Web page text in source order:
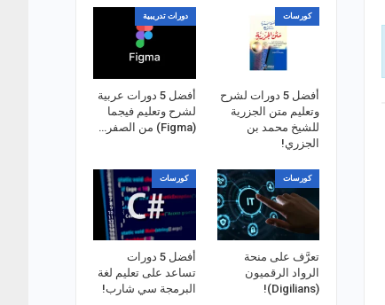
كورسات
أفضل 5 دورات لشرح
وتعليم متن الجزرية
للشيخ محمد بن
الجزري!
دورات تدريبية
أفضل 5 دورات عربية
لشرح وتعليم فيجما
(Figma) من الصفر…
كورسات
تعرَّف على منحة
الرواد الرقميون
(Digilians)!
كورسات
أفضل 5 دورات
تساعد على تعليم لغة
البرمجة سي شارب!